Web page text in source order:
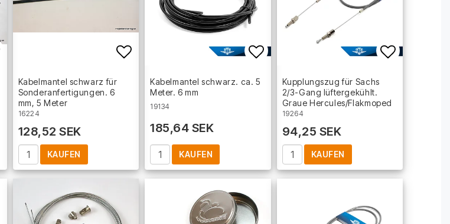
to list of favoritesAdd to list of favorites
Kabelmantel schwarz für
Sonderanfertigungen. 6
mm, 5 Meter
16224
128,52 SEK
KAUFEN
Add to list of favorites
Kabelmantel schwarz. ca. 5
Meter. 6 mm
19134
185,64 SEK
KAUFEN
Kupplungszug für Sachs
2/3-Gang lüftergekühlt.
Graue Hercules/Flakmoped
19264
94,25 SEK
KAUFEN